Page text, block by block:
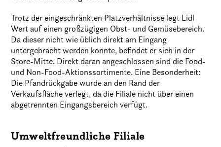
Trotz der eingeschränkten Platzverhältnisse legt Lidl
Wert auf einen großzügigen Obst- und Gemüsebereich.
Da dieser nicht wie üblich direkt am Eingang
untergebracht werden konnte, befindet er sich in der
Store-Mitte. Direkt daran angeschlossen sind die Food-
und Non-Food-Aktionssortimente. Eine Besonderheit:
Die Pfandrückgabe wurde an den Rand der
Verkaufsfläche verlegt, da die Filiale nicht über einen
abgetrennten Eingangsbereich verfügt.
Umweltfreundliche Filiale